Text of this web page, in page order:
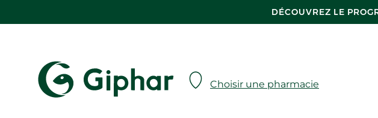
DÉCOUVREZ LE
Choisir une pharmacie